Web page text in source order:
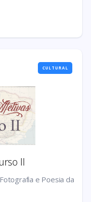
CULTURAL
II
e Poesia da